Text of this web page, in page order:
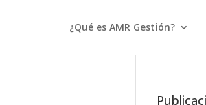
¿Qué es AMR Gestión?